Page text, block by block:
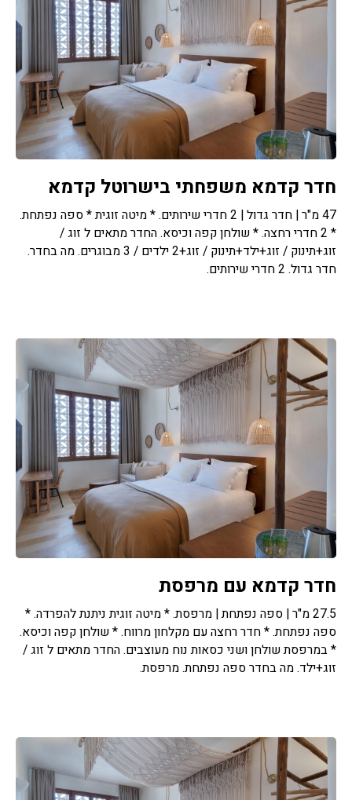
חדר קדמא משפחתי בישרוטל קדמא
47 מ"ר | חדר גדול | 2 חדרי שירותים. * מיטה זוגית * ספה נפתחת.
* 2 חדרי רחצה. * שולחן קפה וכיסא. החדר מתאים ל זוג /
זוג+תינוק / זוג+ילד+תינוק / זוג+2 ילדים / 3 מבוגרים. מה בחדר.
חדר גדול. 2 חדרי שירותים.
חדר קדמא עם מרפסת
27.5 מ"ר | ספה נפתחת | מרפסת. * מיטה זוגית ניתנת להפרדה. *
ספה נפתחת. * חדר רחצה עם מקלחון מרווח. * שולחן קפה וכיסא.
* במרפסת שולחן ושני כסאות נוח מעוצבים. החדר מתאים ל זוג /
זוג+ילד. מה בחדר ספה נפתחת. מרפסת.